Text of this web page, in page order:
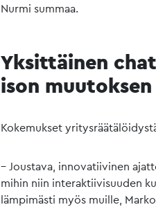
Nurmi summaa.
Yksittäinen
ison muutoksen
Kokemukset
– Joustava, innovatiivinen
mihin niin interaktiivisuuden
lämpimästi myös muille,